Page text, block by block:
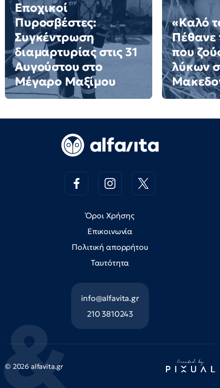
Εποχικοί
Πυροσβέστες:
Συγκέντρωση
διαμαρτυρίας στις 31
Αυγούστου στο
Μέγαρο Μαξίμου
«Καλό
Πέθανε
που
λύκων
Όροι Χρήσης
Επικοινωνία
Πολιτική απορρήτου
Ταυτότητα
info@alfavita.gr
210 3810243
© 2026 alfavita.gr